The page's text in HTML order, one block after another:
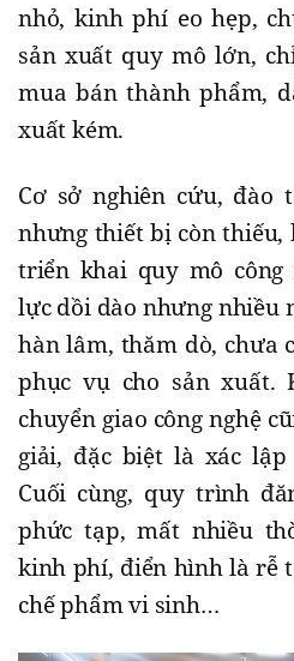
nhỏ, kinh phí eo hẹp,
sản xuất quy mô lớn,
mua bán thành phẩm,
xuất kém.
Cơ sở nghiên cứu, đào
nhưng thiết bị còn thiếu,
triển khai quy mô công
lực dồi dào nhưng nhiều
hàn lâm, thăm dò, chưa
phục vụ cho sản xuất.
chuyển giao công nghệ
giải, đặc biệt là xác
Cuối cùng, quy trình
phức tạp, mất nhiều
kinh phí, điển hình là rễ
chế phẩm vi sinh…